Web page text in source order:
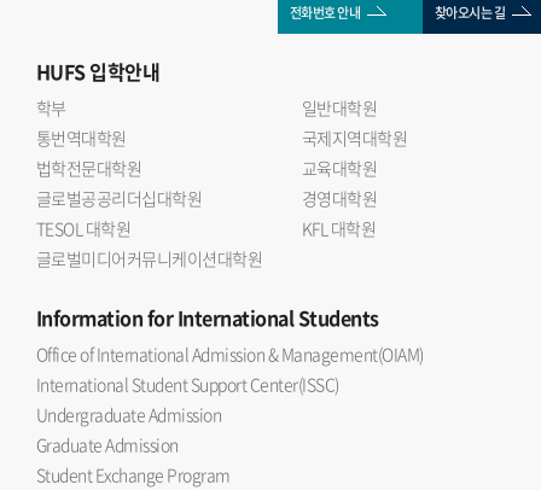
전화번호 안내 찾아오시는 길
HUFS입학안내
학부
일반대학원
통번역대학원
국제지역대학원
법학전문대학원
교육대학원
글로벌공공리더십대학원
경영대학원
TESOL 대학원
KFL 대학원
글로벌미디어커뮤니케이션대학원
Informationfor International Students
Office of International Admission & Management(OIAM)
International Student Support Center(ISSC)
Undergraduate Admission
Graduate Admission
Student Exchange Program